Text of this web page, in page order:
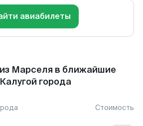
авиабилеты
Марселя в ближайшие
города
Стоимость